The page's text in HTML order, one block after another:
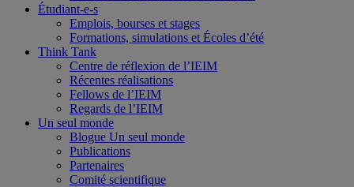
Étudiant-e-s
Emplois, bourses et stages
Formations, simulations et Écoles d’été
Think Tank
Centre de réflexion de l’IEIM
Récentes réalisations
Fellows de l’IEIM
Regards de l’IEIM
Un seul monde
Blogue Un seul monde
Publications
Partenaires
Comité scientifique